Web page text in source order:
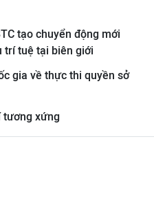
tạo chuyển động mới
trí tuệ tại biên giới
gia về thực thi quyền sở
xứng